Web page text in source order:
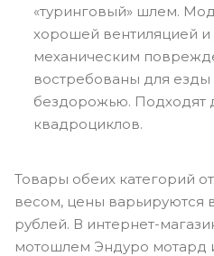
«туринговый» шлем.
хорошей вентиляцией и
механическим
востребованы для
бездорожью. Подходят
квадроциклов.
Товары обеих категорий
веcом, цены варьируются
рублей. В интернет-
мотошлем Эндуро мотард